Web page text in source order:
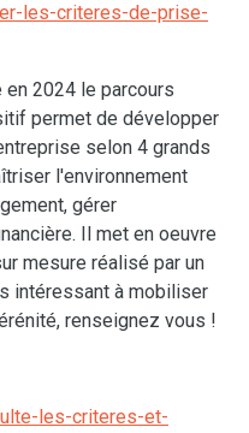
les-criteres-de-prise-
en 2024 le parcours
permet de développer
selon 4 grands
l'environnement
gérer
Il met en oeuvre
mesure réalisé par un
intéressant à mobiliser
renseignez vous !
les-criteres-et-